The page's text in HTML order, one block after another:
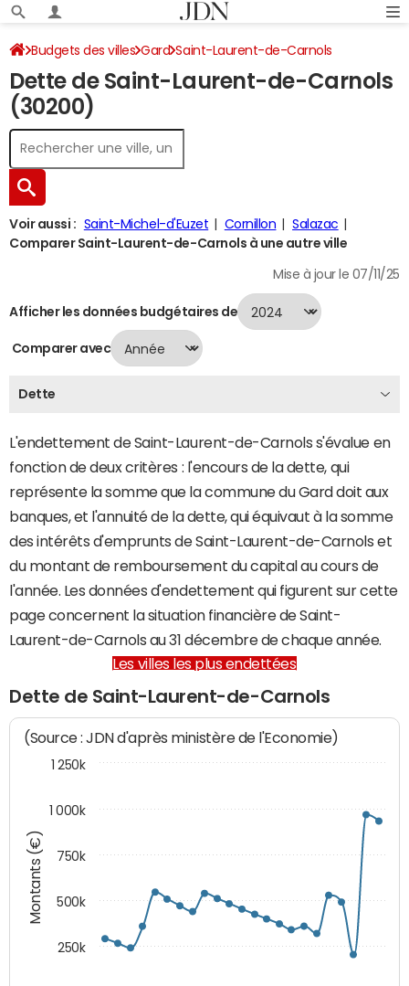
Budgets des villes Gard Saint-Laurent-de-Carnols
Dette au 31/12/2024
Dette de Saint-Laurent-de-Carnols
(30200)
Voir aussi : Saint-Michel-d'Euzet Cornillon
Salazac
Comparer Saint-Laurent-de-Carnols à une autre ville
Mise à jour le 07/11/25
Afficher les données budgétaires de
Comparer avec
Dette
L'endettement de Saint-Laurent-de-Carnols s'évalue en
fonction de deux critères : l'encours de la dette, qui
représente la somme que la commune du Gard doit aux
banques, et l'annuité de la dette, qui équivaut à la somme
des intérêts d'emprunts de Saint-Laurent-de-Carnols et
du montant de remboursement du capital au cours de
l'année. Les données d'endettement qui figurent sur cette
page concernent la situation financière de Saint-
Laurent-de-Carnols au 31 décembre de chaque année.
Les villes les plus endettées
Dette de Saint-Laurent-de-Carnols
Montants (€)
(Source : JDN d'après ministère de l'Economie)
1 000k
250k
500k
750k
1 250k